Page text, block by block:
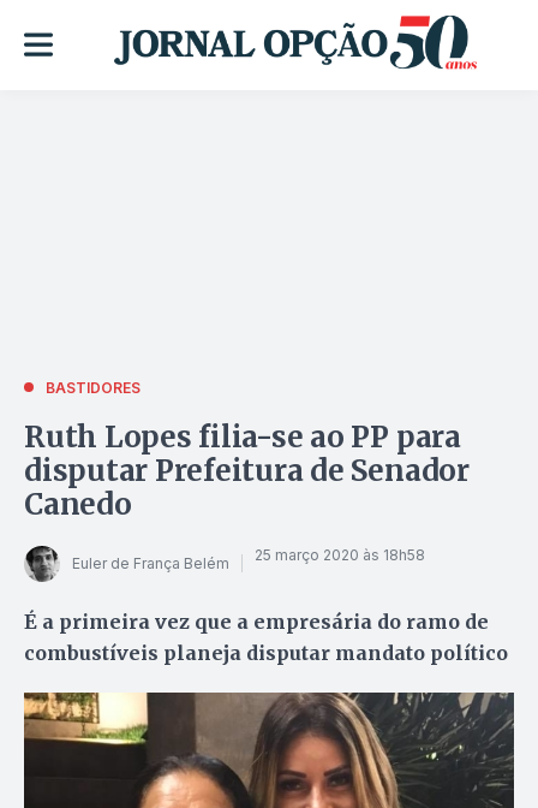
BASTIDORES
Ruth Lopes filia-se ao PP para
disputar Prefeitura de Senador
Canedo
Euler de França Belém 25 março 2020 às 18h58
É a primeira vez que a empresária do ramo de
combustíveis planeja disputar mandato político